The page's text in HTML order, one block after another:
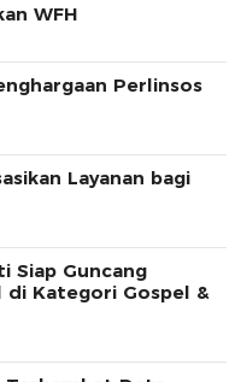
WFH
Perlinsos
Layanan bagi
Siap Guncang
di Kategori Gospel &